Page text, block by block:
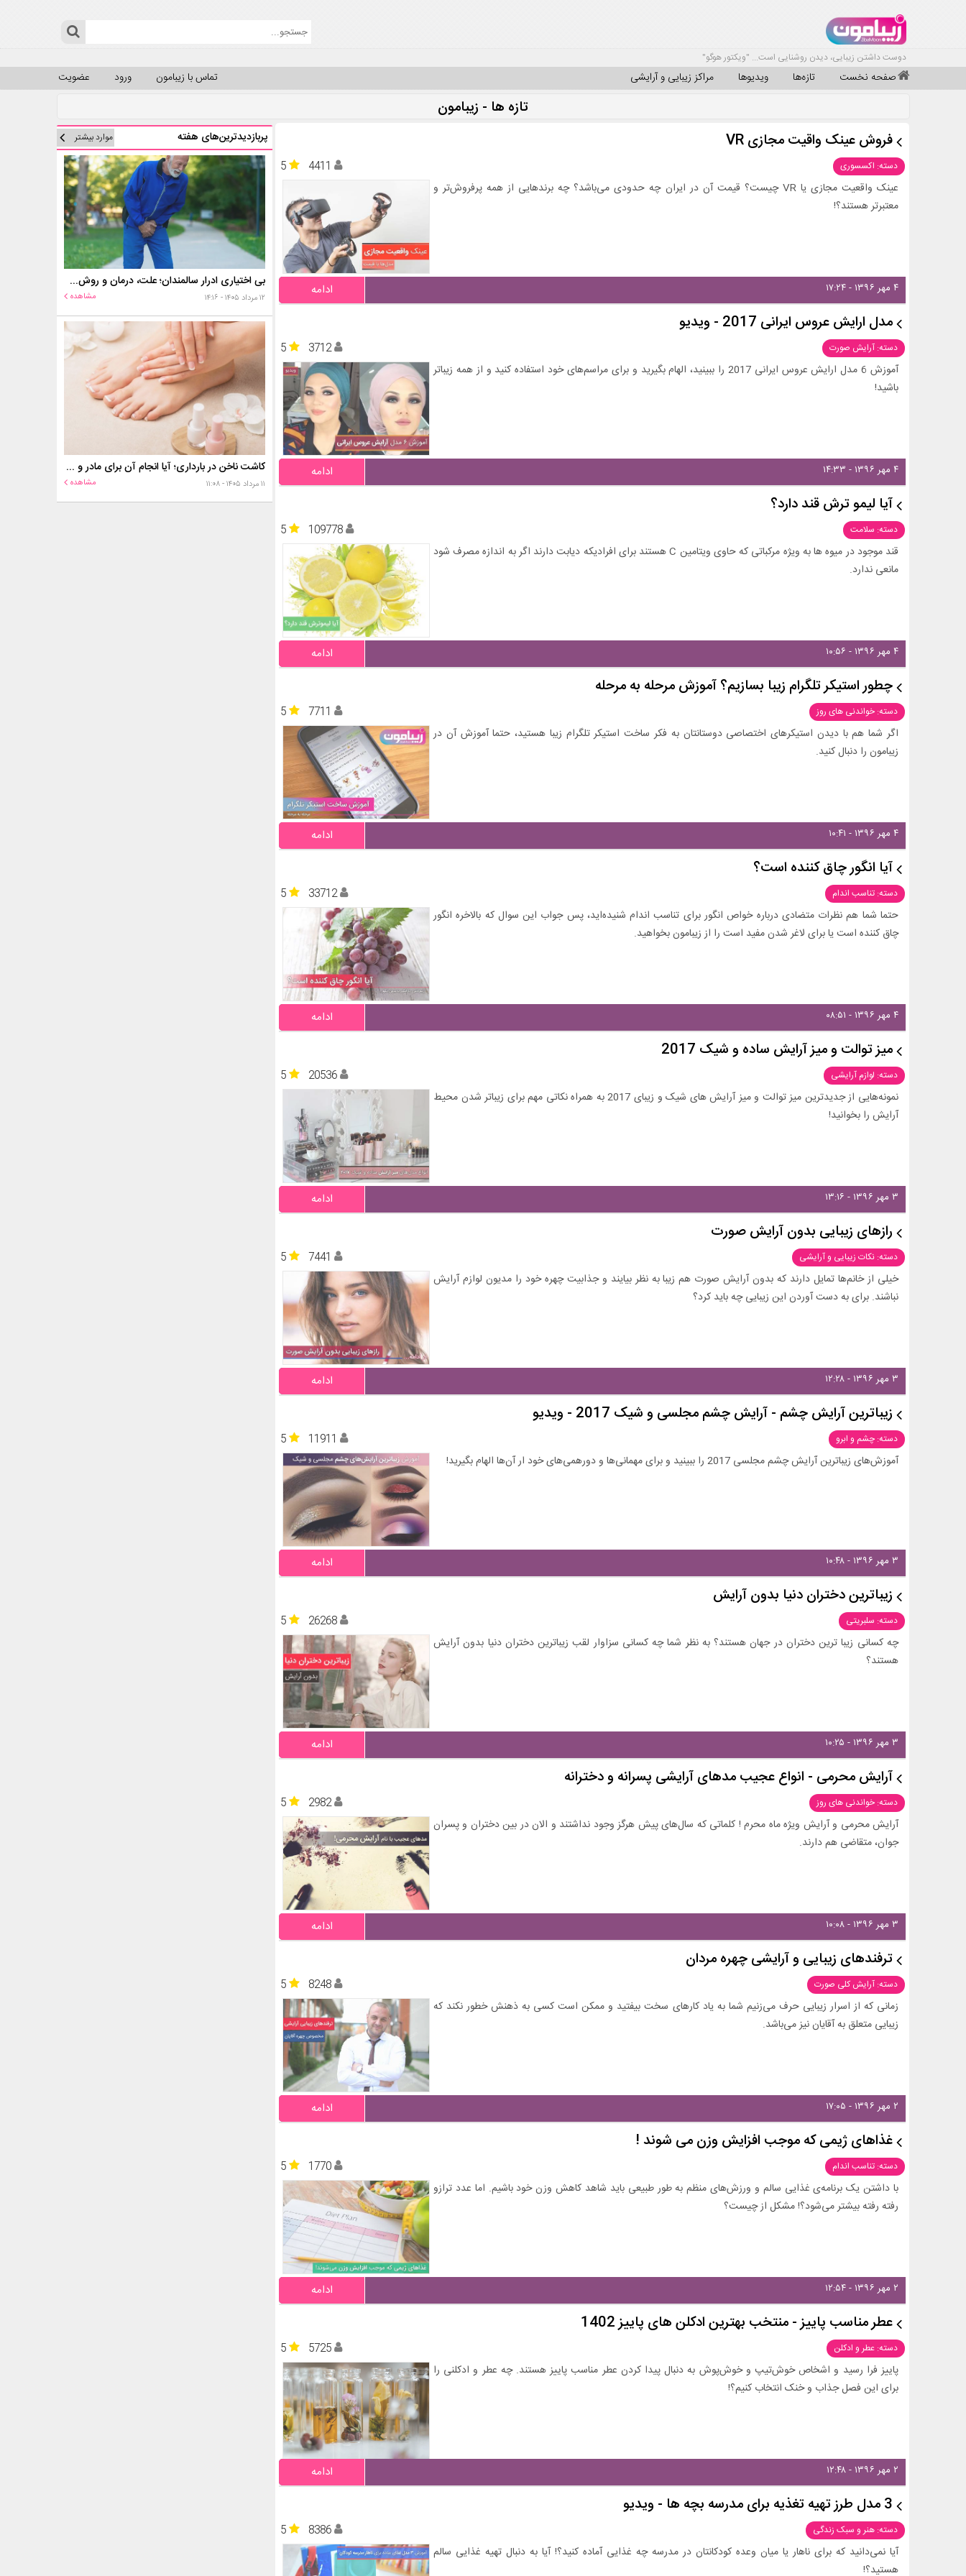
دوست داشتن زیبایی، دیدن روشنایی است... "ویکتور هوگو"
صفحه نخست تازه‌ها ویدیوها مراکز زیبایی و آرایشی عضویت ورود تماس با زیبامون
تازه ها - زیبامون
فروش عینک واقیت مجازی VR
دسته: اکسسوری 5
4411
عینک واقعیت مجازی یا VR چیست؟ قیمت آن در ایران چه حدودی می‌باشد؟ چه برندهایی از همه پرفروش‌تر و
معتبرتر هستند؟!
۴ مهر ۱۳۹۶ - ۱۷:۲۴ ادامه
مدل ارایش عروس ایرانی 2017 - ویدیو
دسته: آرایش صورت 5
3712
آموزش 6 مدل ارایش عروس ایرانی 2017 را ببینید، الهام بگیرید و برای مراسم‌های خود استفاده کنید و از همه زیباتر
باشید!
۴ مهر ۱۳۹۶ - ۱۴:۳۳ ادامه
آیا لیمو ترش قند دارد؟
دسته: سلامت 5
109778
قند موجود در میوه ها به ویژه مرکباتی که حاوی ویتامین C هستند برای افرادیکه دیابت دارند اگر به اندازه مصرف شود
مانعی ندارد.
۴ مهر ۱۳۹۶ - ۱۰:۵۶ ادامه
چطور استیکر تلگرام زیبا بسازیم؟ آموزش مرحله به مرحله
دسته: خواندنی های روز 5
7711
اگر شما هم با دیدن استیکرهای اختصاصی دوستانتان به فکر ساخت استیکر تلگرام زیبا هستید، حتما آموزش آن در
زیبامون را دنبال کنید.
۴ مهر ۱۳۹۶ - ۱۰:۴۱ ادامه
آیا انگور چاق کننده است؟
دسته: تناسب اندام 5
33712
حتما شما هم نظرات متضادی درباره خواص انگور برای تناسب اندام شنیده‌اید، پس جواب این سوال که بالاخره انگور
چاق کننده است یا برای لاغر شدن مفید است را از زیبامون بخواهید.
۴ مهر ۱۳۹۶ - ۰۸:۵۱ ادامه
میز توالت و میز آرایش ساده و شیک 2017
دسته: لوازم آرایشی 5
20536
نمونه‌هایی از جدیدترین میز توالت و میز آرایش های شیک و زیبای 2017 به همراه نکاتی مهم برای زیباتر شدن محیط
آرایش را بخوانید!
۳ مهر ۱۳۹۶ - ۱۳:۱۶ ادامه
رازهای زیبایی بدون آرایش صورت
دسته: نکات زیبایی و آرایشی 5
7441
خیلی از خانم‌ها تمایل دارند که بدون آرایش صورت هم زیبا به نظر بیایند و جذابیت چهره خود را مدیون لوازم آرایش
نباشند. برای به دست آوردن این زیبایی چه باید کرد؟
۳ مهر ۱۳۹۶ - ۱۲:۲۸ ادامه
زیباترین آرایش چشم - آرایش چشم مجلسی و شیک 2017 - ویدیو
دسته: چشم و ابرو 5
11911
آموزش‌های زیباترین آرایش چشم مجلسی 2017 را ببینید و برای مهمانی‌ها و دورهمی‌های خود ار آن‌ها الهام بگیرید!
۳ مهر ۱۳۹۶ - ۱۰:۴۸ ادامه
زیباترین دختران دنیا بدون آرایش
دسته: سلبریتی 5
26268
چه کسانی زیبا ترین دختران در جهان هستند؟ به نظر شما چه کسانی سزاوار لقب زیباترین دختران دنیا بدون آرایش
هستند؟
۳ مهر ۱۳۹۶ - ۱۰:۲۵ ادامه
آرایش محرمی - انواع عجیب مدهای آرایشی پسرانه و دخترانه
دسته: خواندنی های روز 5
2982
آرایش محرمی و آرایش ویژه ماه محرم ! کلماتی که سال‌های پیش هرگز وجود نداشتند و الان در بین دختران و پسران
جوان، متقاضی هم دارند.
۳ مهر ۱۳۹۶ - ۱۰:۰۸ ادامه
ترفندهای زیبایی و آرایشی چهره مردان
دسته: آرایش کلی صورت 5
8248
زمانی که از اسرار زیبایی حرف می‌زنیم شما به یاد کارهای سخت بیفتید و ممکن است کسی به ذهنش خطور نکند که
زیبایی متعلق به آقایان نیز می‌باشد.
۲ مهر ۱۳۹۶ - ۱۷:۰۵ ادامه
غذاهای ژیمی که موجب افزایش وزن می شوند !
دسته: تناسب اندام 5
1770
با داشتن یک برنامه‌ی غذایی سالم و ورزش‌های منظم به طور طبیعی باید شاهد کاهش وزن خود باشیم. اما عدد ترازو
رفته رفته بیشتر می‌شود؟! مشکل از چیست؟
۲ مهر ۱۳۹۶ - ۱۲:۵۴ ادامه
عطر مناسب پاییز - منتخب بهترین ادکلن های پاییز 1402
دسته: عطر و ادکلن 5
5725
پاییز فرا رسید و اشخاص خوش‌تیپ و خوش‌پوش به دنبال پیدا کردن عطر مناسب پاییز هستند. چه عطر و ادکلنی را
برای این فصل جذاب و خنک انتخاب کنیم؟!
۲ مهر ۱۳۹۶ - ۱۲:۴۸ ادامه
3 مدل طرز تهیه تغذیه برای مدرسه بچه ها - ویدیو
دسته: هنر و سبک زندگی 5
8386
آیا نمی‌دانید که برای ناهار یا میان وعده کودکانتان در مدرسه چه غذایی آماده کنید؟! آیا به دنبال تهیه غذایی سالم
هستید؟!
پربازدیدترین‌های هفته موارد بیشتر
بی اختیاری ادرار سالمندان؛ علت، درمان و روش‌های کنترل در منزل
۱۲ مرداد ۱۴۰۵ - ۱۴:۱۶ مشاهده
کاشت ناخن در بارداری؛ آیا انجام آن برای مادر و جنین خطر دارد؟
۱۱ مرداد ۱۴۰۵ - ۱۱:۰۸ مشاهده